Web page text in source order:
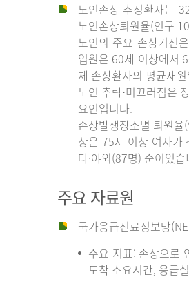
노인손상 추정환자는
노인손상퇴원율(인구
노인의 주요 손상기전
입원은 60세 이상에서
체 손상환자의 평균재
노인 추락⋅미끄러짐은
요인입니다.
손상발생장소별 퇴원
상은 75세 이상 여자가
다·야외(87명) 순이었습
주요 자료원
국가응급진료정보망
주요 지표: 손상으로
도착 소요시간, 응급